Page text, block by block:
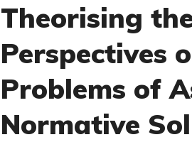
Theorising
Perspectives
Problems of
Normative